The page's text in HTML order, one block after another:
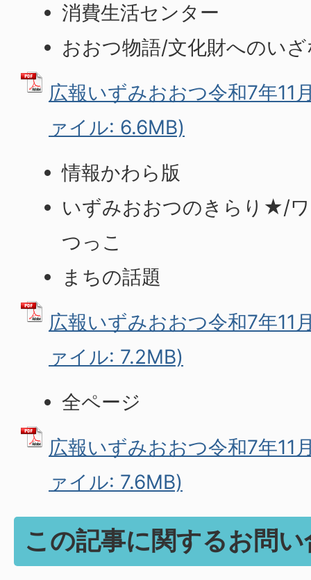
消費生活センター
おおつ物語/文化財へのい
広報いずみおおつ令和7年11
ァイル: 6.6MB)
情報かわら版
いずみおおつのきらり★/
つっこ
まちの話題
広報いずみおおつ令和7年11
ァイル: 7.2MB)
全ページ
広報いずみおおつ令和7年11
ァイル: 7.6MB)
この記事に関するお問